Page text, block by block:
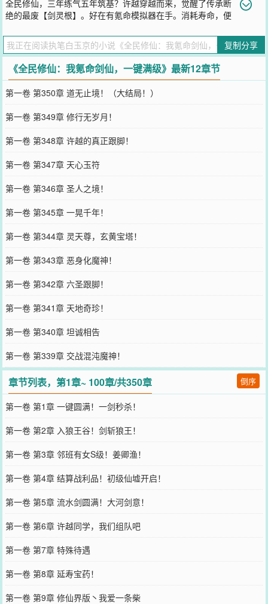
全民修仙，三年练气五年筑基？许越穿越而来，觉醒了传承断
绝的最废【剑灵根】。好在有氪命模拟器在手。消耗寿命，便
再残缺的剑诀也能一键满级！从【流水剑】到【斩海吞鲸剑】，从
【小玄剑经】到【太上洞玄剑经】！自此，令无数修士闻风丧胆的剑
仙再度现世。许越：“前方妖帝请留步，借我万年寿元可好？”
您要是觉得《全民修仙：我氪命剑仙，一键满级》还不错的话请不要
忘记向您QQ群和微博微信里的朋友推荐哦！
复制分享
《全民修仙：我氪命剑仙，一键满级》最新12章节
第一卷 第350章 道无止境！（大结局！）
第一卷 第349章 修行无岁月！
第一卷 第348章 许越的真正跟脚！
第一卷 第347章 天心玉符
第一卷 第346章 圣人之境！
第一卷 第345章 一晃千年！
第一卷 第344章 灵天尊，玄黄宝塔！
第一卷 第343章 恶身化魔神！
第一卷 第342章 六圣跟脚！
第一卷 第341章 天地奇珍！
第一卷 第340章 坦诚相告
第一卷 第339章 交战混沌魔神！
章节列表，第1章~ 100章/共350章 倒序
第一卷 第1章 一键圆满！一剑秒杀！
第一卷 第2章 入狼王谷！剑斩狼王！
第一卷 第3章 邻班有女S级！姜卿渔！
第一卷 第4章 结算战利品！初级仙墟开启！
第一卷 第5章 流水剑圆满！大河剑意！
第一卷 第6章 许越同学，我们组队吧
第一卷 第7章 特殊待遇
第一卷 第8章 延寿宝药！
第一卷 第9章 修仙界版丶我爱一条柴